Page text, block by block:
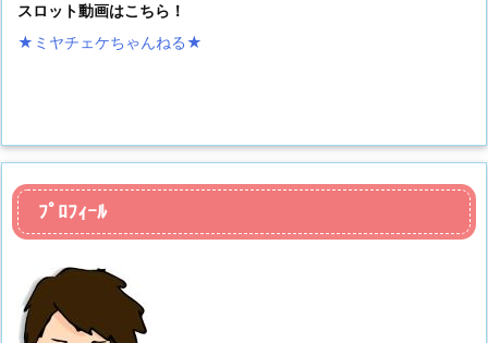
スロット動画はこちら！
★ミヤチェケちゃんねる★
ﾌﾟﾛﾌｨｰﾙ